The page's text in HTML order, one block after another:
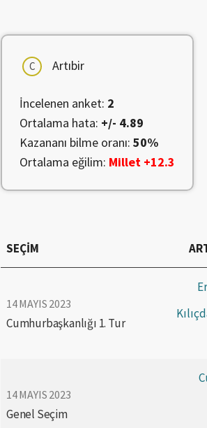
C Artıbir
İncelenen anket: 2
Ortalama hata: +/- 4.89
Kazananı bilme oranı: 50%
Ortalama eğilim: Millet +12.3
SEÇİM
14 MAYIS 2023
Cumhurbaşkanlığı 1. Tur
14 MAYIS 2023
Genel Seçim